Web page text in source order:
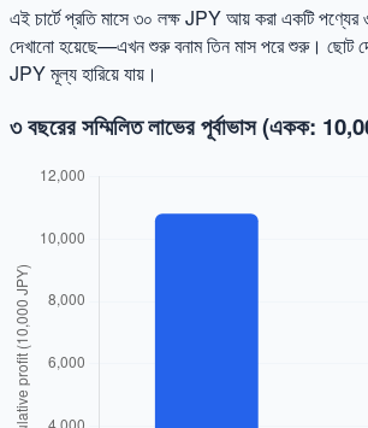
এই চার্টে প্রতি মাসে ৩০ লক্ষ JPY আয় করা একটি পণ্যের
দেখানো হয়েছে—এখন শুরু বনাম তিন মাস পরে শুরু। ছোট
JPY মূল্য হারিয়ে যায়।
৩ বছরের সম্মিলিত লাভের পূর্বাভাস (একক: